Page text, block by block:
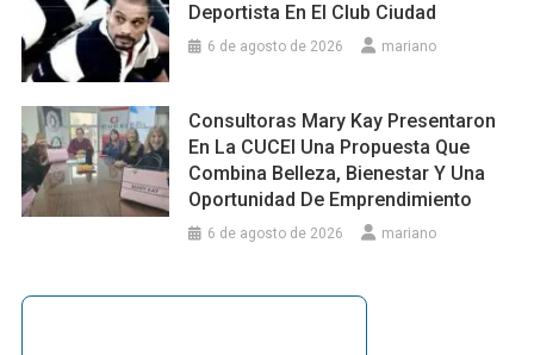
Deportista En El Club Ciudad
6 de agosto de 2026 mariano
Consultoras Mary Kay Presentaron
En La CUCEI Una Propuesta Que
Combina Belleza, Bienestar Y Una
Oportunidad De Emprendimiento
6 de agosto de 2026 mariano